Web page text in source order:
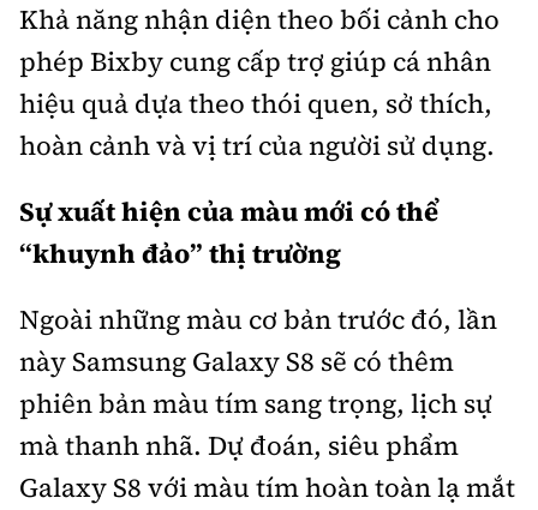
Khả năng nhận diện theo bối cảnh cho
phép Bixby cung cấp trợ giúp cá nhân
hiệu quả dựa theo thói quen, sở thích,
hoàn cảnh và vị trí của người sử dụng.
Sự xuất hiện của màu mới có thể
“khuynh đảo” thị trường
Ngoài những màu cơ bản trước đó, lần
này Samsung Galaxy S8 sẽ có thêm
phiên bản màu tím sang trọng, lịch sự
mà thanh nhã. Dự đoán, siêu phẩm
Galaxy S8 với màu tím hoàn toàn lạ mắt